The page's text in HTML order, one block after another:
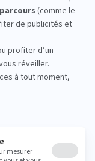
un
plus d’efficacité.
d’efficacité et ne
et
se fait ainsi par-
d’efficacité.
dernier. Il existe en
mais aussi la